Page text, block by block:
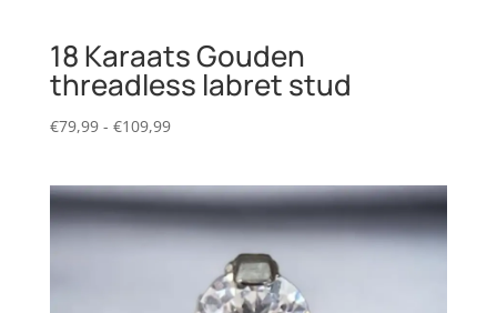
18 Karaats Gouden
threadless labret stud
€79,99 - €109,99Prijsklasse:
€109,99